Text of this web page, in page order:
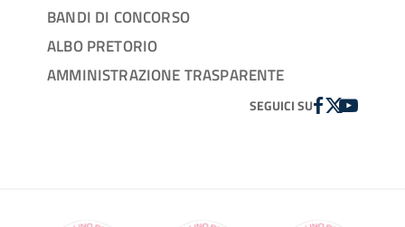
BANDI DI CONCORSO
ALBO PRETORIO
AMMINISTRAZIONE TRASPARENTE
SEGUICI SUFACEBOOK
TWITTER
YOUTUBE